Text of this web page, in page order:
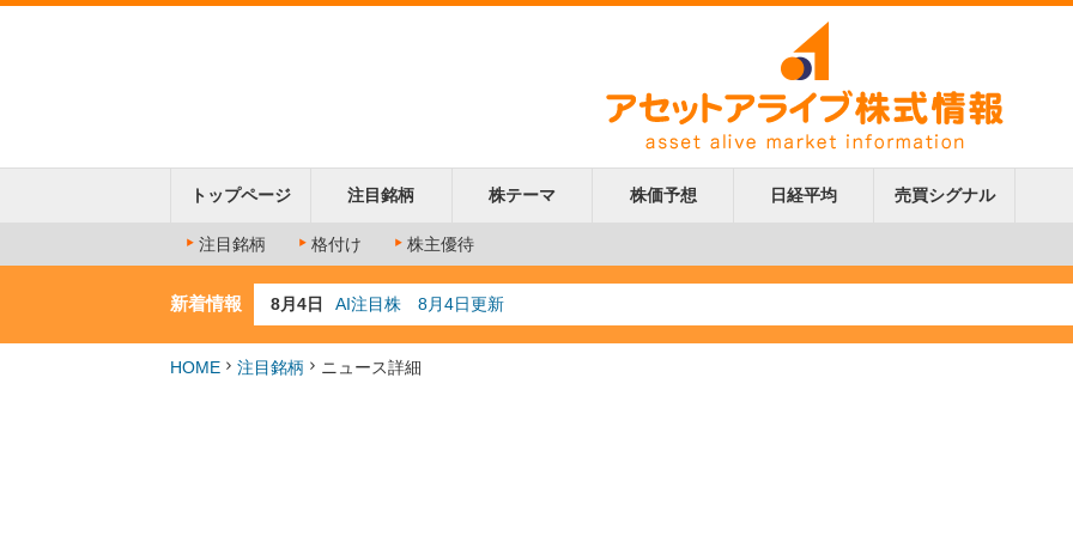
トップページ 注目銘柄 株テーマ 株価予想 日経平均 売買シグナル
注目銘柄 格付け 株主優待
新着情報 8月4日
AI注目株 8月4日更新
8月3日
人気業種注目株 8月3日更新
7月29日
日経225シグナル点灯
HOME 注目銘柄 ニュース詳細